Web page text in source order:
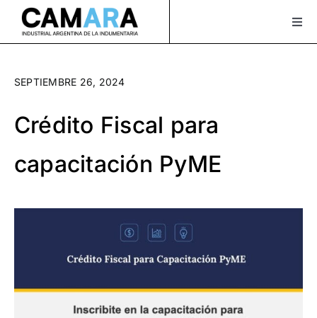
Saltar
contenido
Servicios
Actualidad
Bolsa de Trabajo
¡Seguinos en Instagram!
SEPTIEMBRE 26, 2024
Crédito Fiscal para
capacitación PyME